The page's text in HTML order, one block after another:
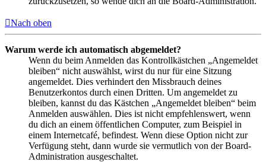
Nach oben
Warum werde ich automatisch abgemeldet?
Wenn du beim Anmelden das Kontrollkästchen „Angemeldet
bleiben“ nicht auswählst, wirst du nur für eine Sitzung
angemeldet. Dies verhindert den Missbrauch deines
Benutzerkontos durch einen Dritten. Um angemeldet zu
bleiben, kannst du das Kästchen „Angemeldet bleiben“ beim
Anmelden auswählen. Dies ist nicht empfehlenswert, wenn
du dich an einem öffentlichen Computer, zum Beispiel in
einem Internetcafé, befindest. Wenn diese Option nicht zur
Verfügung steht, dann wurde sie vermutlich von der Board-
Administration ausgeschaltet.